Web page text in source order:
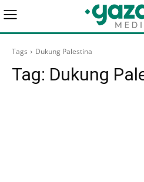
Tags Dukung Palestina
Tag: Dukung